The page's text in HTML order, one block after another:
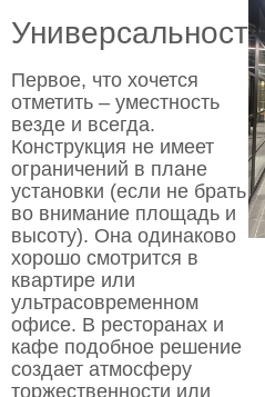
Универсальность
Первое, что хочется
отметить – уместность
везде и всегда.
Конструкция не имеет
ограничений в плане
установки (если не брать
во внимание площадь и
высоту). Она одинаково
хорошо смотрится в
квартире или
ультрасовременном
офисе. В ресторанах и
кафе подобное решение
создает атмосферу
торжественности или